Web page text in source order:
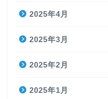
2025年4月
2025年3月
2025年2月
2025年1月